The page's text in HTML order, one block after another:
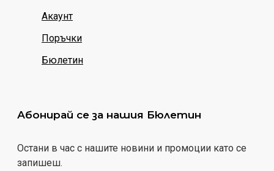
Акаунт
Поръчки
Бюлетин
Абонирай се за нашия Бюлетин
Остани в час с нашите новини и промоции като се
запишеш.